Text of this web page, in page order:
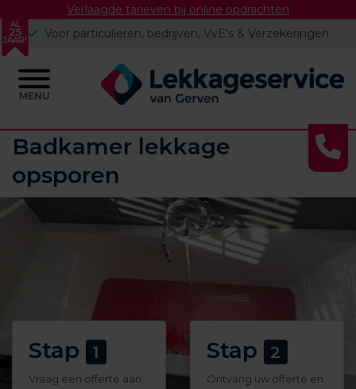
Verlaagde tarieven bij online opdrachten
Skip
content
Voor particulieren, bedrijven, VvE's & Verzekeringen
MENU
AL
25
JAAR!
Badkamer lekkage
opsporen
Stap 1
Vraag een offerte aan.
Stap 2
Ontvang uw offerte en